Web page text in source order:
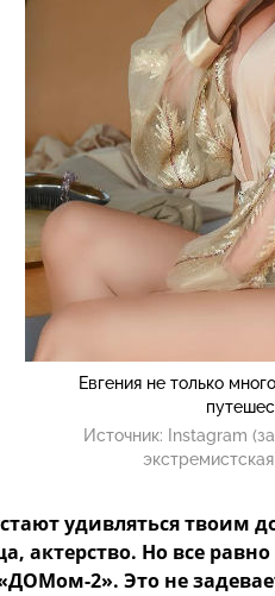
Евгения не только
Источник:
Instagram
удивляться твоим
актерство. Но все
2». Это не